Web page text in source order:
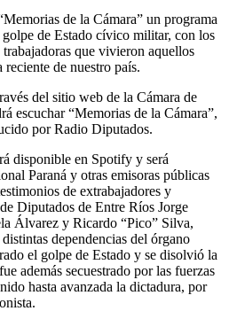
de la Cámara” un programa
de Estado cívico militar, con los
que vivieron aquellos
reciente de nuestro país.
del sitio web de la Cámara de
escuchar “Memorias de la Cámara”,
por Radio Diputados.
disponible en Spotify y será
Paraná y otras emisoras públicas
de extrabajadores y
Diputados de Entre Ríos Jorge
Álvarez y Ricardo “Pico” Silva,
dependencias del órgano
el golpe de Estado y se disolvió la
además secuestrado por las fuerzas
hasta avanzada la dictadura, por